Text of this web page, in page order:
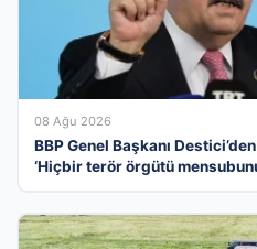
08 Ağu 2026
BBP Genel Başkanı
‘Hiçbir terör örgütü